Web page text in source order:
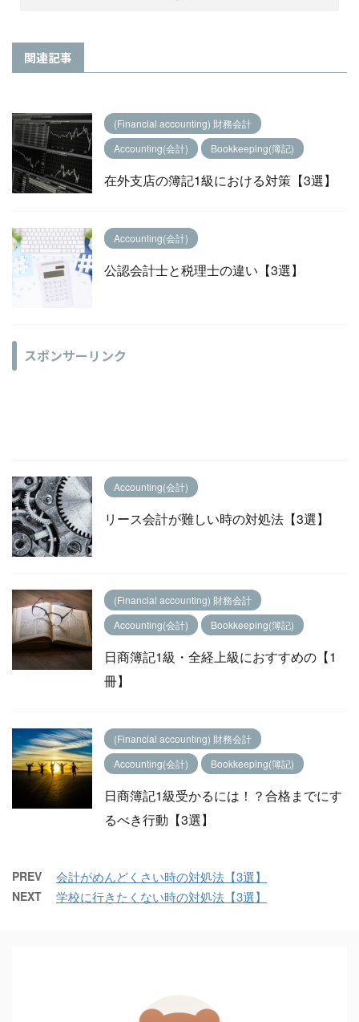
関連記事
(Financial accounting) 財務会計
Accounting(会計)
Bookkeeping(簿記)
在外支店の簿記1級における対策【3選】
Accounting(会計)
公認会計士と税理士の違い【3選】
スポンサーリンク
Accounting(会計)
リース会計が難しい時の対処法【3選】
(Financial accounting) 財務会計
Accounting(会計)
Bookkeeping(簿記)
日商簿記1級・全経上級におすすめの【1
冊】
(Financial accounting) 財務会計
Accounting(会計)
Bookkeeping(簿記)
日商簿記1級受かるには！？合格までにす
るべき行動【3選】
PREV 会計がめんどくさい時の対処法【3選】
NEXT 学校に行きたくない時の対処法【3選】